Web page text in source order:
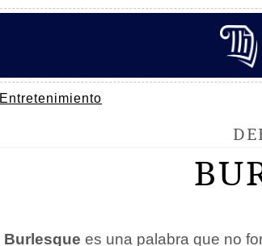
Entretenimiento
Burlesque es una palabra que no